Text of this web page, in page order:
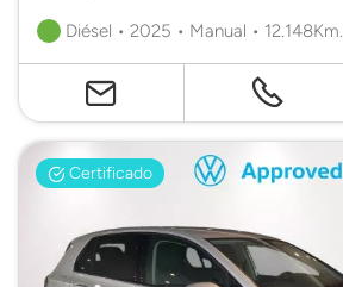
Diésel • 2025 • Manual • 12.148Km.
Certificado